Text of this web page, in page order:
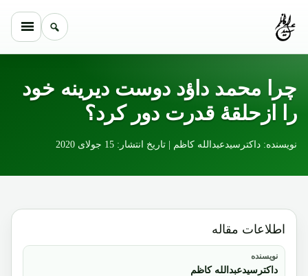
چرا محمد داؤد دوست دیرینه خود
را ازحلقۀ قدرت دور کرد؟
نویسنده: داکترسیدعبدالله کاظم | تاریخ انتشار: 15 جولای 2020
اطلاعات مقاله
نویسنده
داکترسیدعبدالله کاظم